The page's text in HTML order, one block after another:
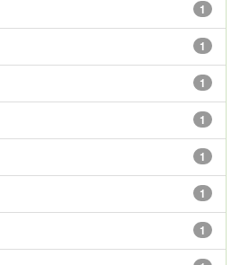
1
1
1
1
1
1
1